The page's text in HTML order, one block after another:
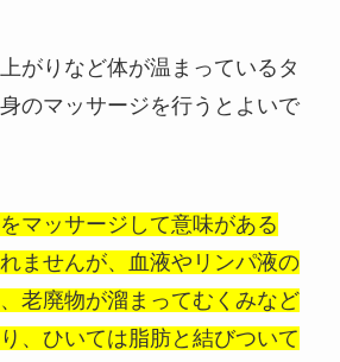
がりなど体が温まっているタ
のマッサージを行うとよいで
マッサージして意味がある
ませんが、血液やリンパ液の
老廃物が溜まってむくみなど
、ひいては脂肪と結びついて